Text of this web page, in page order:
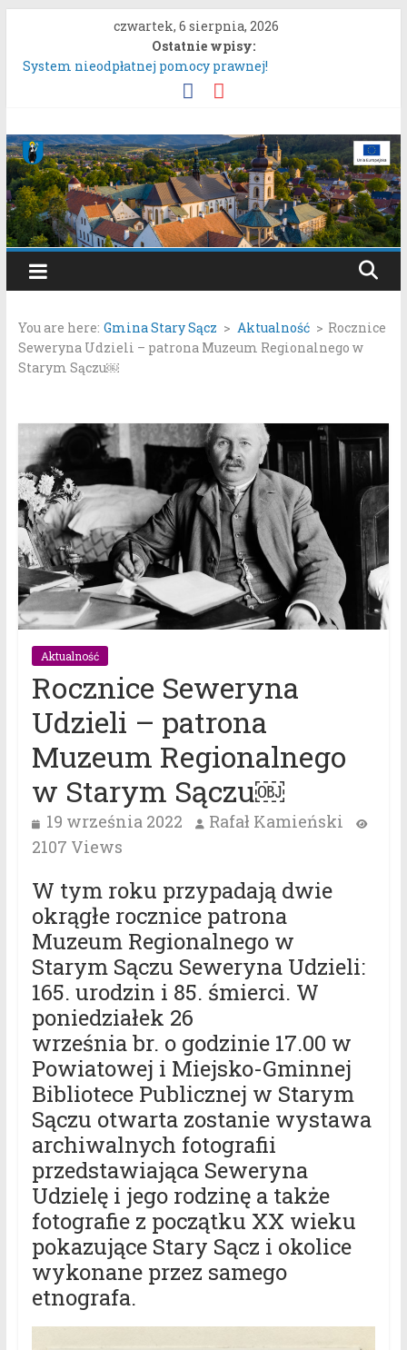
treści
czwartek, 6 sierpnia, 2026
Ostatnie wpisy:
System nieodpłatnej pomocy prawnej!
Konsultacje społeczne dotyczące zmiany „Miejscowego
Konkurs „Moc Bukietów Matki Boskiej Zielnej”.
Rozpoczęcie konsultacji społecznych dotyczących:
projektu zmiany miejscowego planu zagospodarowania
przestrzennego „Miasto Stary Sącz – Plan Nr 1A”.
Gmina
Stary
Sącz
Portal
Gminy
Stary
Sącz
You are here: Gmina Stary Sącz > Aktualność > Rocznice
Seweryna Udzieli – patrona Muzeum Regionalnego w
Starym Sączu￼
Aktualność
Rocznice Seweryna
Udzieli – patrona
Muzeum Regionalnego
w Starym Sączu￼
19 września 2022
Rafał Kamieński
2107 Views
W tym roku przypadają dwie
okrągłe rocznice patrona
Muzeum Regionalnego w
Starym Sączu Seweryna Udzieli:
165. urodzin i 85. śmierci. W
poniedziałek 26
września br. o godzinie 17.00 w
Powiatowej i Miejsko-Gminnej
Bibliotece Publicznej w Starym
Sączu otwarta zostanie wystawa
archiwalnych fotografii
przedstawiająca Seweryna
Udzielę i jego rodzinę a także
fotografie z początku XX wieku
pokazujące Stary Sącz i okolice
wykonane przez samego
etnografa.